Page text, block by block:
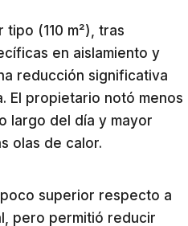
tipo (110 m²), tras
en aislamiento y
reducción significativa
El propietario notó menos
largo del día y mayor
olas de calor.
superior respecto a
pero permitió reducir